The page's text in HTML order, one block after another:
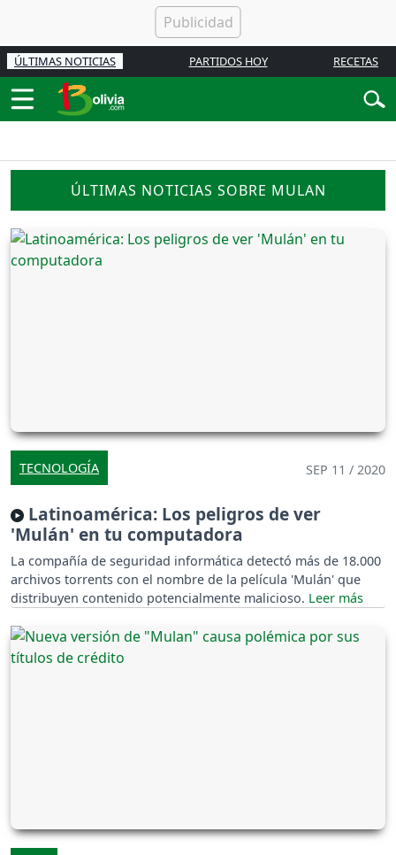
ÚLTIMAS NOTICIAS PARTIDOS HOY RECETAS
ÚLTIMAS NOTICIAS SOBRE MULAN
TECNOLOGÍA SEP 11 / 2020
Latinoamérica: Los peligros de ver
'Mulán' en tu computadora
La compañía de seguridad informática detectó más de 18.000
archivos torrents con el nombre de la película 'Mulán' que
distribuyen contenido potencialmente malicioso.